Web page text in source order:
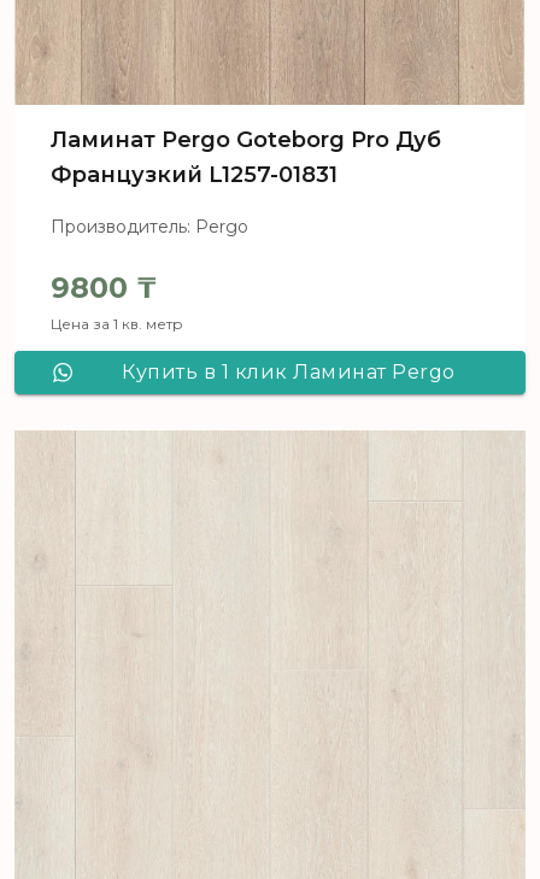
Ламинат Pergo Goteborg Pro Дуб
Французкий L1257-01831
Производитель: Pergo
9800 ₸
Цена за 1 кв. метр
Купить в 1 клик Ламинат Pergo